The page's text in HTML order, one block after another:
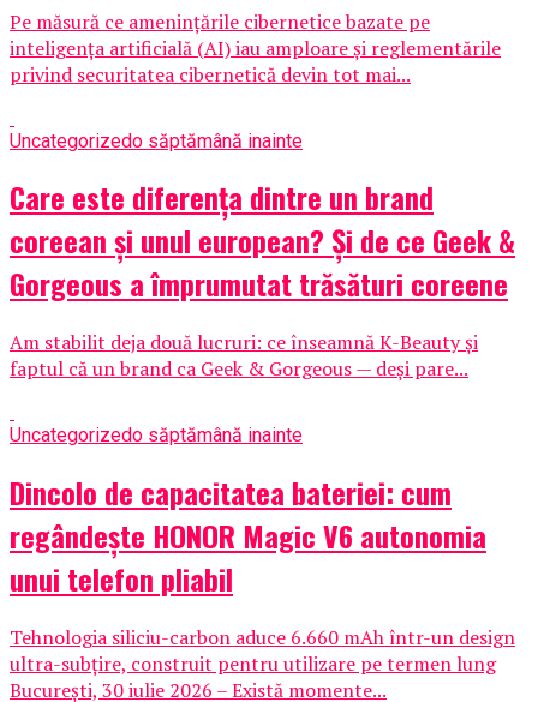
Pe măsură ce amenințările cibernetice bazate pe
inteligența artificială (AI) iau amploare și reglementările
privind securitatea cibernetică devin tot mai...
Uncategorizedo săptămână inainte
Care este diferența dintre un brand
coreean și unul european? Și de ce Geek &
Gorgeous a împrumutat trăsături coreene
Am stabilit deja două lucruri: ce înseamnă K-Beauty și
faptul că un brand ca Geek & Gorgeous — deși pare...
Uncategorizedo săptămână inainte
Dincolo de capacitatea bateriei: cum
regândește HONOR Magic V6 autonomia
unui telefon pliabil
Tehnologia siliciu-carbon aduce 6.660 mAh într-un design
ultra-subțire, construit pentru utilizare pe termen lung
București, 30 iulie 2026 – Există momente...